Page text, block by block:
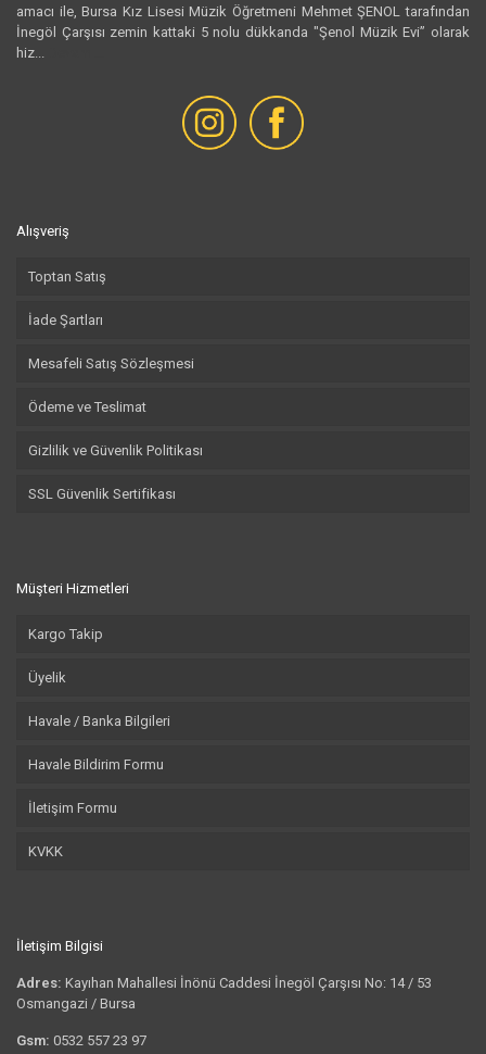
amacı ile, Bursa Kız Lisesi Müzik Öğretmeni Mehmet ŞENOL tarafından
İnegöl Çarşısı zemin kattaki 5 nolu dükkanda "Şenol Müzik Evi” olarak
hiz...
Alışveriş
Toptan Satış
İade Şartları
Mesafeli Satış Sözleşmesi
Ödeme ve Teslimat
Gizlilik ve Güvenlik Politikası
SSL Güvenlik Sertifikası
Müşteri Hizmetleri
Kargo Takip
Üyelik
Havale / Banka Bilgileri
Havale Bildirim Formu
İletişim Formu
KVKK
İletişim Bilgisi
Adres: Kayıhan Mahallesi İnönü Caddesi İnegöl Çarşısı No: 14 / 53
Osmangazi / Bursa
Gsm: 0532 557 23 97